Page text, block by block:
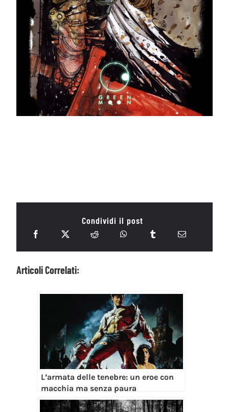
Condividi il post
Articoli Correlati:
L’armata delle tenebre: un eroe con
macchia ma senza paura